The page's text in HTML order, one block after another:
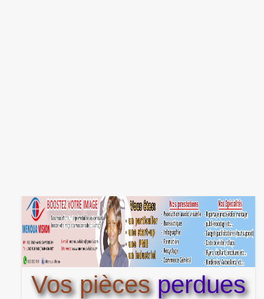
Vos piècesperdues